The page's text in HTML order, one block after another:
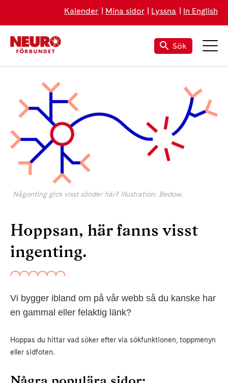
Kalender Mina sidor Lyssna In English
Sök
Någonting gick visst sönder här? Illustration: Bedow.
Hoppsan, här fanns visst
ingenting.
Vi bygger ibland om på vår webb så du kanske har
en gammal eller felaktig länk?
Hoppas du hittar vad söker efter via sökfunktionen, toppmenyn
eller sidfoten.